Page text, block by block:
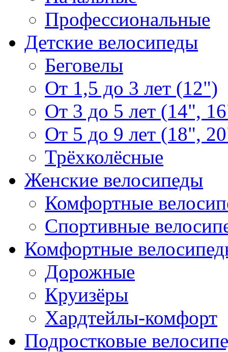
Профессиональные
Детские велосипеды
Беговелы
От 1,5 до 3 лет (12")
От 3 до 5 лет (14",
От 5 до 9 лет (18",
Трёхколёсные
Женские велосипеды
Комфортные
Спортивные
Комфортные
Дорожные
Круизёры
Хардтейлы-комфорт
Подростковые